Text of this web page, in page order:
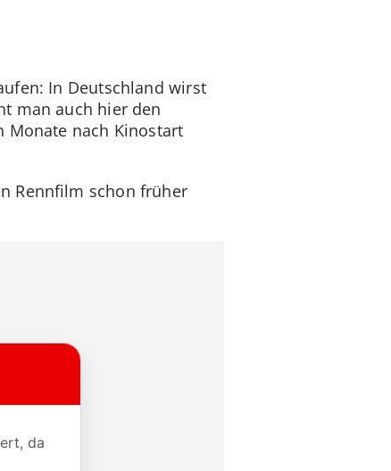
In Deutschland wirst
man auch hier den
Monate nach Kinostart
Rennfilm schon früher